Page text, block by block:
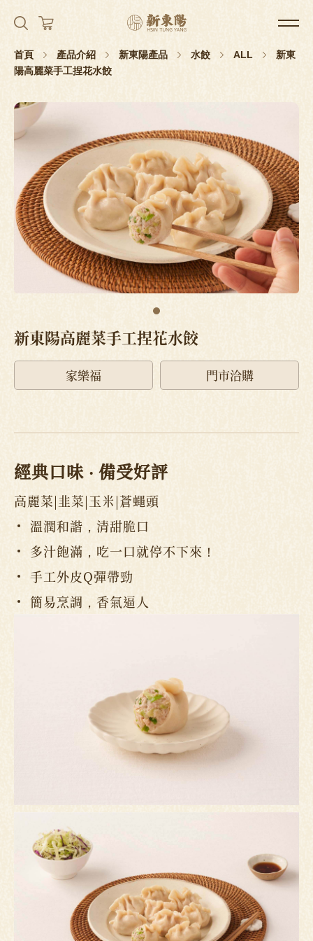
首頁 產品介紹 新東陽產品 水餃 ALL
新東
陽高麗菜手工捏花水餃
新東陽高麗菜手工捏花水餃
家樂福 門市洽購
經典口味 ‧ 備受好評
高麗菜|韭菜|玉米|蒼蠅頭
溫潤和諧，清甜脆口
多汁飽滿，吃一口就停不下來！
手工外皮Q彈帶勁
簡易烹調，香氣逼人